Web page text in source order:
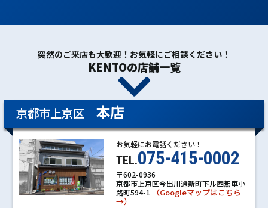
突然のご来店も大歓迎！お気軽にご相談ください！
KENTOの店舗一覧
京都市上京区 本店
お気軽にお電話ください！
TEL.075-415-0002
〒602-0936
京都市上京区今出川通新町下ル西無車小
路町594-1
（Googleマップはこちら
→）